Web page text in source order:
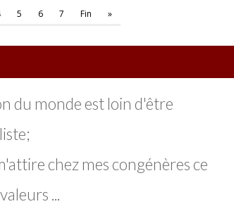
5 6 7 Fin »
du monde est loin d'être
chez mes congénères ce
...